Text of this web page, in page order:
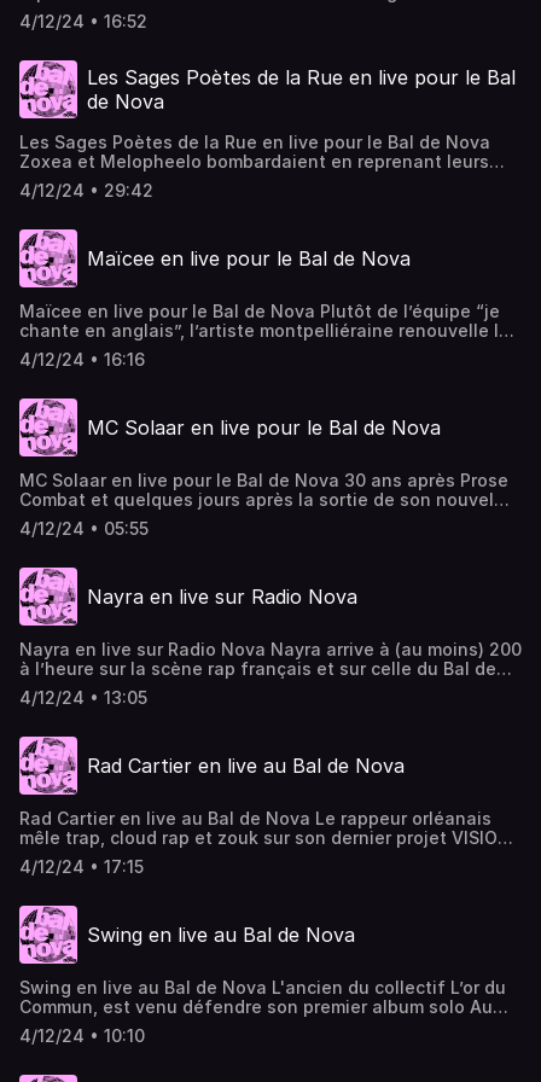
continue de se balader sur les instrus en flirtant avec le
chant sur son dernier disque Plus haut que la tour Eiffel,
4/12/24 • 16:52
Les Sages Poètes de la Rue en live pour le Bal
de Nova
Les Sages Poètes de la Rue en live pour le Bal de Nova
Zoxea et Melopheelo bombardaient en reprenant leurs
classiques. © Visuel Alexandre Carel
4/12/24 • 29:42
Maïcee en live pour le Bal de Nova
Maïcee en live pour le Bal de Nova Plutôt de l’équipe “je
chante en anglais”, l’artiste montpelliéraine renouvelle la
mouvance année 2000 à la Britney Spears, sur des prods
électro et saturées. Hyper dynamique, mega pop et
my brain is weirD début 2023. © Visuel Alexandre Carel
4/12/24 • 16:16
MC Solaar en live pour le Bal de Nova
MC Solaar en live pour le Bal de Nova 30 ans après Prose
Combat et quelques jours après la sortie de son nouvel
album Lueurs Célestes, l’adepte du bon mot, ou “poète
moderne” des années 90, était des nôtres. © Visuel
4/12/24 • 05:55
Nayra en live sur Radio Nova
Nayra en live sur Radio Nova Nayra arrive à (au moins) 200
à l’heure sur la scène rap français et sur celle du Bal de
Nova. Jusqu’à même débarquer en sens inverse sur
l’autoroute, dans le clip de “Billie”, le banger de son
kicke et excelle autant en égotrip qu’en
lyrics politiques et vénères. © Visuel Alexandre Carel
4/12/24 • 13:05
Rad Cartier en live au Bal de Nova
Rad Cartier en live au Bal de Nova Le rappeur orléanais
mêle trap, cloud rap et zouk sur son dernier projet VISION
NOCTURNE, qui s’enrichit du monde de la nuit, de la fête,
de la danse. Parfait pour un bal. © Visuel Alexandre
4/12/24 • 17:15
Swing en live au Bal de Nova
Swing en live au Bal de Nova L'ancien du collectif L’or du
Commun, est venu défendre son premier album solo Au
revoir Simeon sur scène. Une proposition soul, teinté de
rap, à l’image du titre “Mélanome”. © Visuel Alexandre
4/12/24 • 10:10